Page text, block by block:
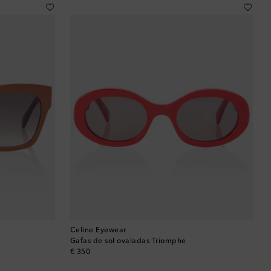
Celine Eyewear
Gafas de sol ovaladas Triomphe
€ 350
original price
Catar
Chequia
Chile